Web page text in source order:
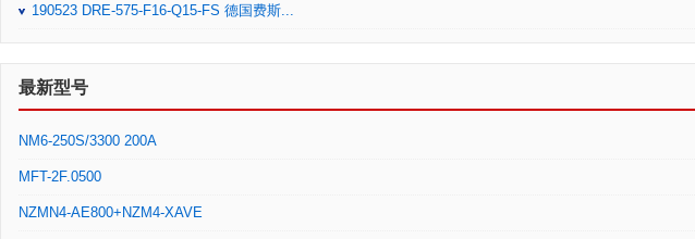
190523 DRE-575-F16-Q15-FS 德国费斯...
最新型号
NM6-250S/3300 200A
MFT-2F.0500
NZMN4-AE800+NZM4-XAVE